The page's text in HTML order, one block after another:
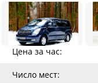
Цена за час:
Число мест: